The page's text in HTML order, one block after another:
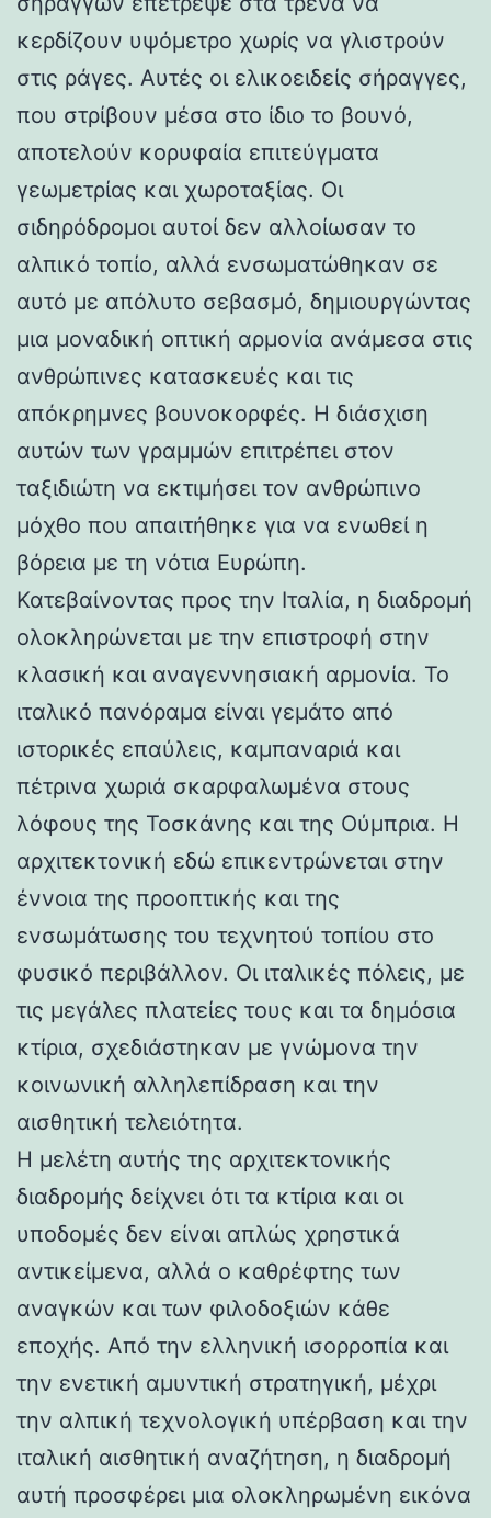
κερδίζουν υψόμετρο χωρίς να γλιστρούν
στις ράγες. Αυτές οι ελικοειδείς σήραγγες,
που στρίβουν μέσα στο ίδιο το βουνό,
αποτελούν κορυφαία επιτεύγματα
γεωμετρίας και χωροταξίας. Οι
σιδηρόδρομοι αυτοί δεν αλλοίωσαν το
αλπικό τοπίο, αλλά ενσωματώθηκαν σε
αυτό με απόλυτο σεβασμό, δημιουργώντας
μια μοναδική οπτική αρμονία ανάμεσα στις
ανθρώπινες κατασκευές και τις
απόκρημνες βουνοκορφές. Η διάσχιση
αυτών των γραμμών επιτρέπει στον
ταξιδιώτη να εκτιμήσει τον ανθρώπινο
μόχθο που απαιτήθηκε για να ενωθεί η
βόρεια με τη νότια Ευρώπη.
Κατεβαίνοντας προς την Ιταλία, η διαδρομή
ολοκληρώνεται με την επιστροφή στην
κλασική και αναγεννησιακή αρμονία. Το
ιταλικό πανόραμα είναι γεμάτο από
ιστορικές επαύλεις, καμπαναριά και
πέτρινα χωριά σκαρφαλωμένα στους
λόφους της Τοσκάνης και της Ούμπρια. Η
αρχιτεκτονική εδώ επικεντρώνεται στην
έννοια της προοπτικής και της
ενσωμάτωσης του τεχνητού τοπίου στο
φυσικό περιβάλλον. Οι ιταλικές πόλεις, με
τις μεγάλες πλατείες τους και τα δημόσια
κτίρια, σχεδιάστηκαν με γνώμονα την
κοινωνική αλληλεπίδραση και την
αισθητική τελειότητα.
Η μελέτη αυτής της αρχιτεκτονικής
διαδρομής δείχνει ότι τα κτίρια και οι
υποδομές δεν είναι απλώς χρηστικά
αντικείμενα, αλλά ο καθρέφτης των
αναγκών και των φιλοδοξιών κάθε
εποχής. Από την ελληνική ισορροπία και
την ενετική αμυντική στρατηγική, μέχρι
την αλπική τεχνολογική υπέρβαση και την
ιταλική αισθητική αναζήτηση, η διαδρομή
αυτή προσφέρει μια ολοκληρωμένη εικόνα